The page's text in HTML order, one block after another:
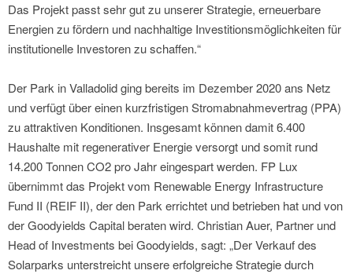
Das Projekt passt sehr gut zu unserer Strategie, erneuerbare
Energien zu fördern und nachhaltige Investitionsmöglichkeiten für
institutionelle Investoren zu schaffen.“
Der Park in Valladolid ging bereits im Dezember 2020 ans Netz
und verfügt über einen kurzfristigen Stromabnahmevertrag (PPA)
zu attraktiven Konditionen. Insgesamt können damit 6.400
Haushalte mit regenerativer Energie versorgt und somit rund
14.200 Tonnen CO2 pro Jahr eingespart werden. FP Lux
übernimmt das Projekt vom Renewable Energy Infrastructure
Fund II (REIF II), der den Park errichtet und betrieben hat und von
der Goodyields Capital beraten wird. Christian Auer, Partner und
Head of Investments bei Goodyields, sagt: „Der Verkauf des
Solarparks unterstreicht unsere erfolgreiche Strategie durch